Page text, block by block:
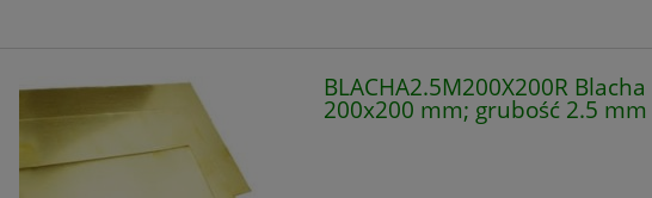
BLACHA2.5M200X200R
200x200 mm; grubość 2.5 mm